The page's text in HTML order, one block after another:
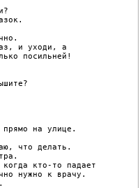
и уходи, а
посильней!
на улице.
что делать.
кто-то падает
нужно к врачу.